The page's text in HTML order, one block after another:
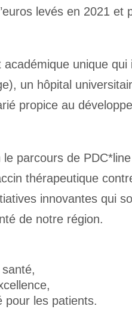
levés en 2021 et
académique unique qui
un hôpital
propice au
parcours de
thérapeutique
innovantes qui
de notre région.
pour les patients.